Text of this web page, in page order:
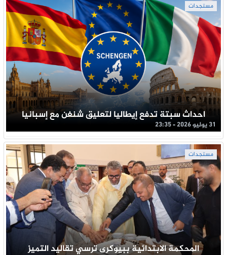
مستجدات
احداث سبتة تدفع إيطاليا لتعليق شنغن مع إسبانيا
31 يوليو 2026 - 23:35
مستجدات
المحكمة الابتدائية ببيوكرى ترسي تقاليد التميز